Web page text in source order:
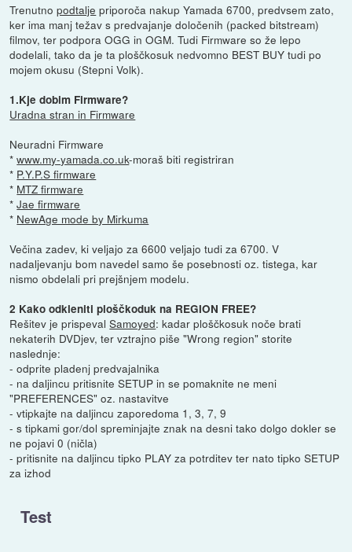
Trenutnopodtalje priporoča nakup Yamada 6700, predvsem zato,
ker ima manj težav s predvajanje določenih (packed bitstream)
filmov, ter podpora OGG in OGM. Tudi Firmware so že lepo
dodelali, tako da je ta ploščkosuk nedvomno BEST BUY tudi po
mojem okusu (Stepni Volk).
1.Kje dobim Firmware?
Uradna stran in Firmware
Neuradni Firmware
*www.my-yamada.co.uk-moraš biti registriran
* P.Y.P.S firmware
* MTZ firmware
*Jae firmware
* NewAge mode by Mirkuma
Večina zadev, ki veljajo za 6600 veljajo tudi za 6700. V
nadaljevanju bom navedel samo še posebnosti oz. tistega, kar
nismo obdelali pri prejšnjem modelu.
2 Kako odkleniti ploščkoduk na REGION FREE?
Rešitev je prispevalSamoyed: kadar ploščkosuk noče brati
nekaterih DVDjev, ter vztrajno piše "Wrong region" storite
naslednje:
- odprite pladenj predvajalnika
- na daljincu pritisnite SETUP in se pomaknite ne meni
"PREFERENCES" oz. nastavitve
- vtipkajte na daljincu zaporedoma 1, 3, 7, 9
- s tipkami gor/dol spreminjajte znak na desni tako dolgo dokler se
ne pojavi 0 (ničla)
- pritisnite na daljincu tipko PLAY za potrditev ter nato tipko SETUP
za izhod
Test